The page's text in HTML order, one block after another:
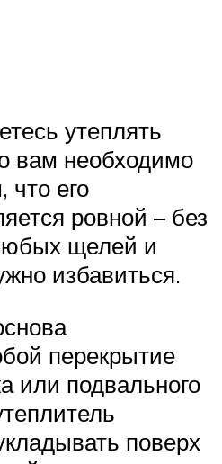
утеплять
вам необходимо
что его
ровной – без
щелей и
избавиться.
перекрытие
или подвального
поверх